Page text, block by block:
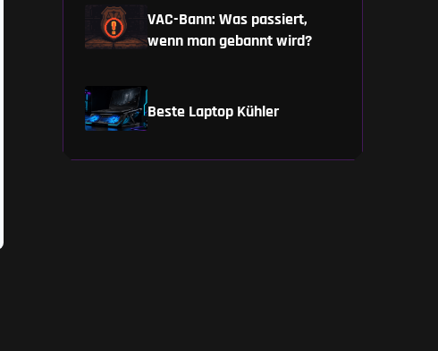
VAC-Bann: Was passiert,
wenn man gebannt wird?
Beste Laptop Kühler